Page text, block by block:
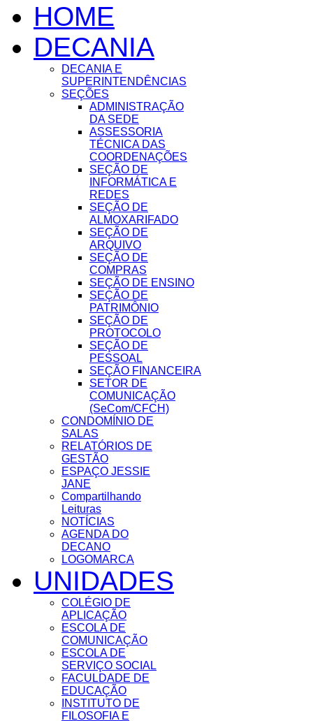
HOME
DECANIA
DECANIA E
SUPERINTENDÊNCIAS
SEÇÕES
ADMINISTRAÇÃO
DA SEDE
ASSESSORIA
TÉCNICA DAS
COORDENAÇÕES
SEÇÃO DE
INFORMÁTICA E
REDES
SEÇÃO DE
ALMOXARIFADO
SEÇÃO DE
ARQUIVO
SEÇÃO DE
COMPRAS
SEÇÃO DE ENSINO
SEÇÃO DE
PATRIMÔNIO
SEÇÃO DE
PROTOCOLO
SEÇÃO DE
PESSOAL
SEÇÃO FINANCEIRA
SETOR DE
COMUNICAÇÃO
(SeCom/CFCH)
CONDOMÍNIO DE
SALAS
RELATÓRIOS DE
GESTÃO
ESPAÇO JESSIE
JANE
Compartilhando
Leituras
NOTÍCIAS
AGENDA DO
DECANO
LOGOMARCA
UNIDADES
COLÉGIO DE
APLICAÇÃO
ESCOLA DE
COMUNICAÇÃO
ESCOLA DE
SERVIÇO SOCIAL
FACULDADE DE
EDUCAÇÃO
INSTITUTO DE
FILOSOFIA E